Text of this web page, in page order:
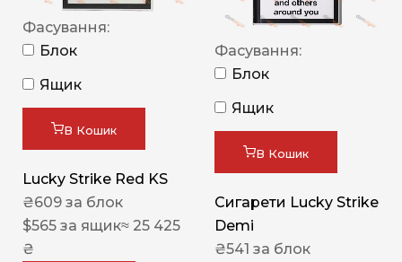
Фасування:
Блок
Ящик
В Кошик
Lucky Strike Red KS
₴609 за блок
$565 за ящик≈ 25 425
₴
Фасування:
Блок
Ящик
В Кошик
Сигарети Lucky Strike
Demi
₴541 за блок